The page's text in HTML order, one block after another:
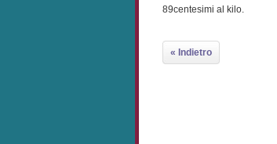
89centesimi al kilo.
« Indietro